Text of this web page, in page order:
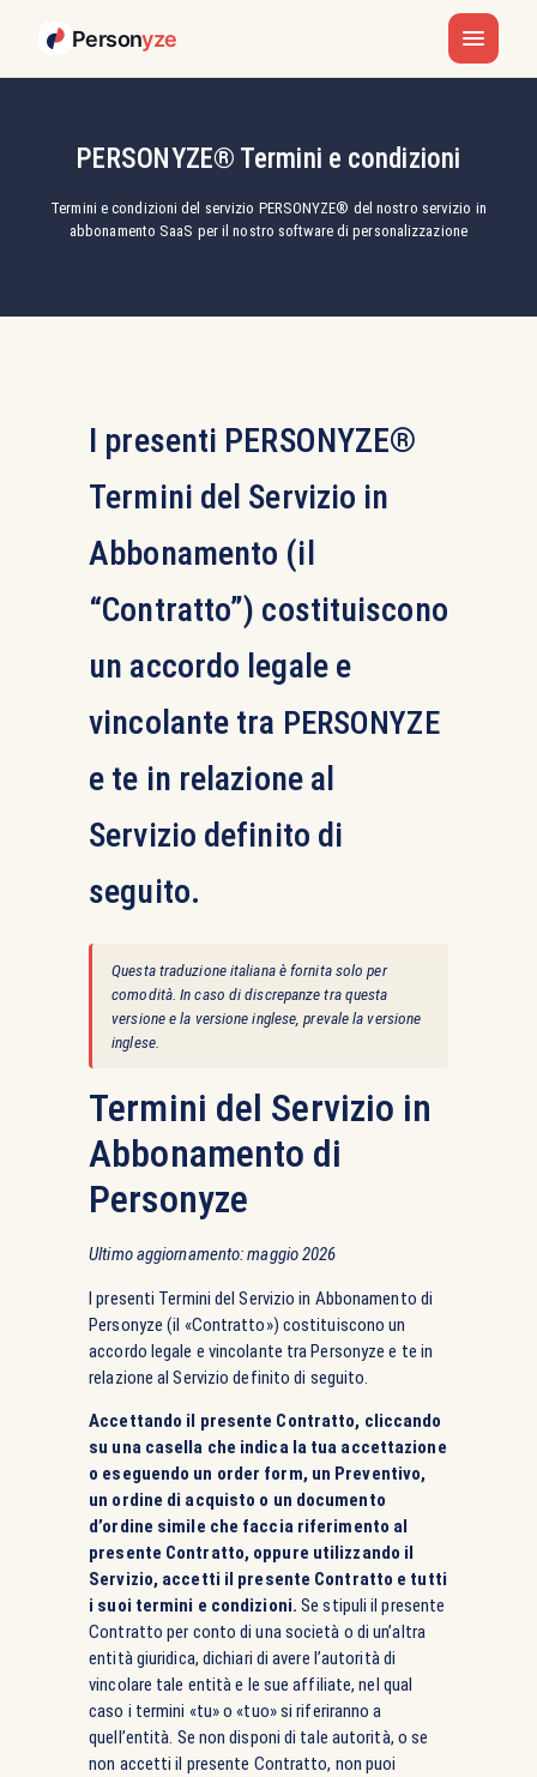
Personyze
PERSONYZE® Termini e condizioni
Termini e condizioni del servizio PERSONYZE® del nostro servizio in
abbonamento SaaS per il nostro software di personalizzazione
I presenti PERSONYZE®
Termini del Servizio in
Abbonamento (il
“Contratto”) costituiscono
un accordo legale e
vincolante tra PERSONYZE
e te in relazione al
Servizio definito di
seguito.
Questa traduzione italiana è fornita solo per
comodità. In caso di discrepanze tra questa
versione e la versione inglese, prevale la versione
inglese.
Termini del Servizio in
Abbonamento di
Personyze
Ultimo aggiornamento: maggio 2026
I presenti Termini del Servizio in Abbonamento di
Personyze (il «Contratto») costituiscono un
accordo legale e vincolante tra Personyze e te in
relazione al Servizio definito di seguito.
Accettando il presente Contratto, cliccando
su una casella che indica la tua accettazione
o eseguendo un order form, un Preventivo,
un ordine di acquisto o un documento
d’ordine simile che faccia riferimento al
presente Contratto, oppure utilizzando il
Servizio, accetti il presente Contratto e tutti
i suoi termini e condizioni. Se stipuli il presente
Contratto per conto di una società o di un’altra
entità giuridica, dichiari di avere l’autorità di
vincolare tale entità e le sue affiliate, nel qual
caso i termini «tu» o «tuo» si riferiranno a
quell’entità. Se non disponi di tale autorità, o se
non accetti il presente Contratto, non puoi